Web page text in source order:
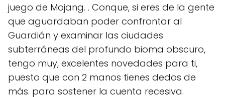
juego de Mojang. . Conque, si eres de la gente
que aguardaban poder confrontar al
Guardián y examinar las ciudades
subterráneas del profundo bioma obscuro,
tengo muy, excelentes novedades para ti,
puesto que con 2 manos tienes dedos de
más. para sostener la cuenta recesiva.